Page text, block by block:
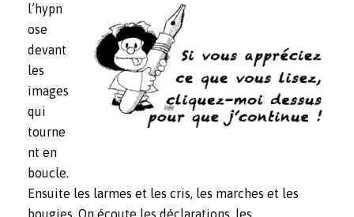
l’hypn
ose
devant
les
images
qui
tourne
nt en
boucle.
Ensuite les larmes et les cris, les marches et les
bougies. On écoute les déclarations, les